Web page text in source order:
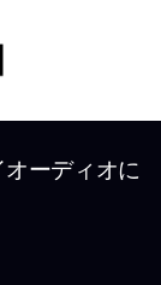
ーディオに